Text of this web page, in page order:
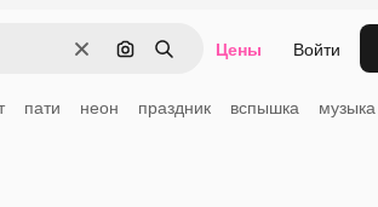
ОчиститьПоиск по изображению
Поиск Цены Войти
пати неон праздник вспышка музыка